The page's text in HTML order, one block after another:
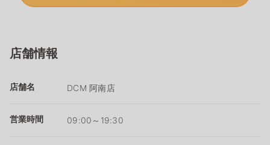
店舗情報
店舗名 DCM 阿南店
営業時間 09:00～19:30